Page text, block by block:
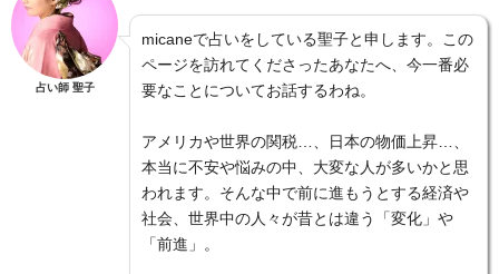
占い師 聖子
micaneで占いをしている聖子と申します。この
ページを訪れてくださったあなたへ、今一番必
要なことについてお話するわね。
アメリカや世界の関税…、日本の物価上昇…、
本当に不安や悩みの中、大変な人が多いかと思
われます。そんな中で前に進もうとする経済や
社会、世界中の人々が昔とは違う「変化」や
「前進」。